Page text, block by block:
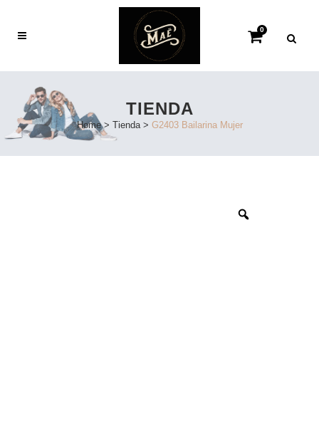
0
TIENDA
Home> Tienda> G2403 Bailarina Mujer